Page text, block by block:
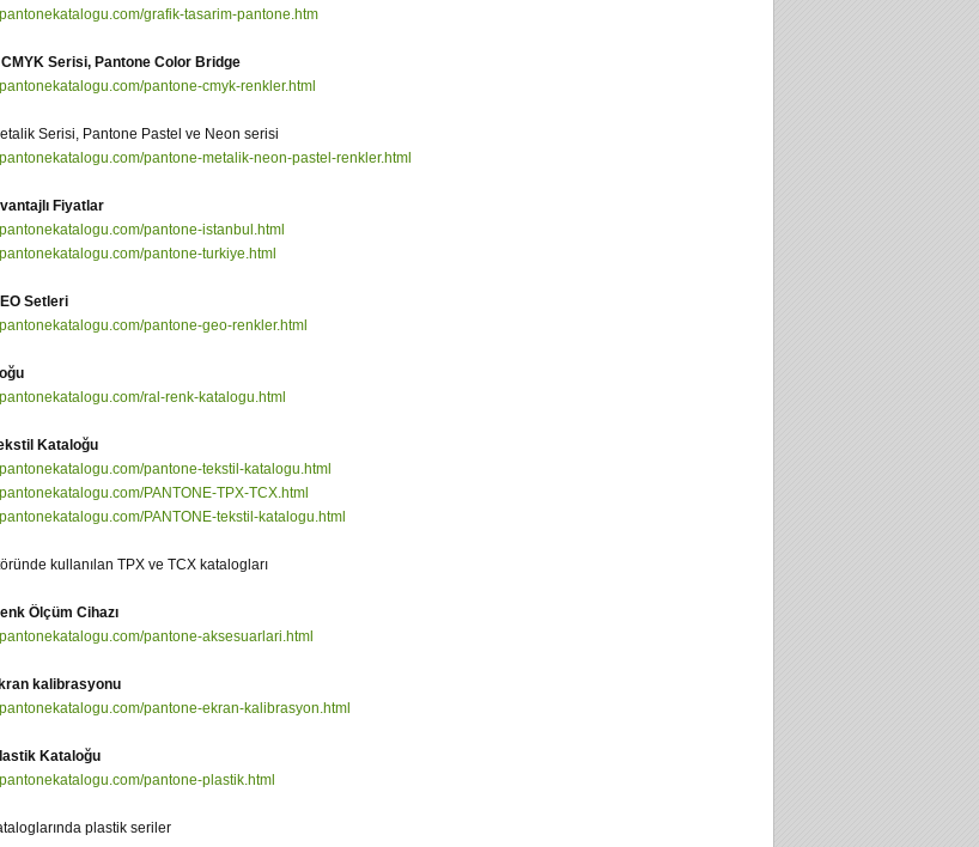
grafik-tasarim-pantone.htm
Serisi, Pantone Color Bridge
pantone-cmyk-renkler.html
Serisi, Pantone Pastel ve Neon serisi
pantone-metalik-neon-pastel-renkler.html
Fiyatlar
pantone-istanbul.html
pantone-turkiye.html
Setleri
pantone-geo-renkler.html
ral-renk-katalogu.html
Kataloğu
pantone-tekstil-katalogu.html
PANTONE-TPX-TCX.html
PANTONE-tekstil-katalogu.html
kullanılan TPX ve TCX katalogları
Ölçüm Cihazı
pantone-aksesuarlari.html
kalibrasyonu
pantone-ekran-kalibrasyon.html
Kataloğu
pantone-plastik.html
plastik seriler